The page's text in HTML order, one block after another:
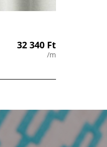
32 340 Ft
/m